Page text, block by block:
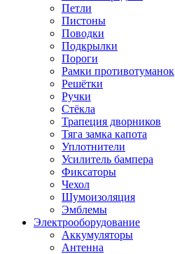
Петли
Пистоны
Поводки
Подкрылки
Пороги
Рамки противотуманок
Решётки
Ручки
Стёкла
Трапеция дворников
Тяга замка капота
Уплотнители
Усилитель бампера
Фиксаторы
Чехол
Шумоизоляция
Эмблемы
Электрооборудование
Аккумуляторы
Антенна